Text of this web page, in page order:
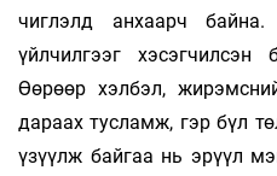
чиглэлд анхаарч
үйлчилгээг
Өөрөөр хэлбэл,
дараах тусламж, гэр бүл
үзүүлж байгаа нь эрүүл